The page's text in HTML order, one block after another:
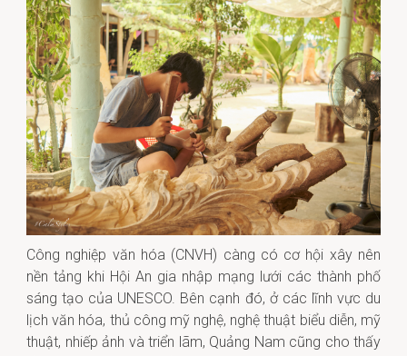
Công nghiệp văn hóa (CNVH) càng có cơ hội xây nên
nền tảng khi Hội An gia nhập mạng lưới các thành phố
sáng tạo của UNESCO. Bên cạnh đó, ở các lĩnh vực du
lịch văn hóa, thủ công mỹ nghệ, nghệ thuật biểu diễn, mỹ
thuật, nhiếp ảnh và triển lãm, Quảng Nam cũng cho thấy